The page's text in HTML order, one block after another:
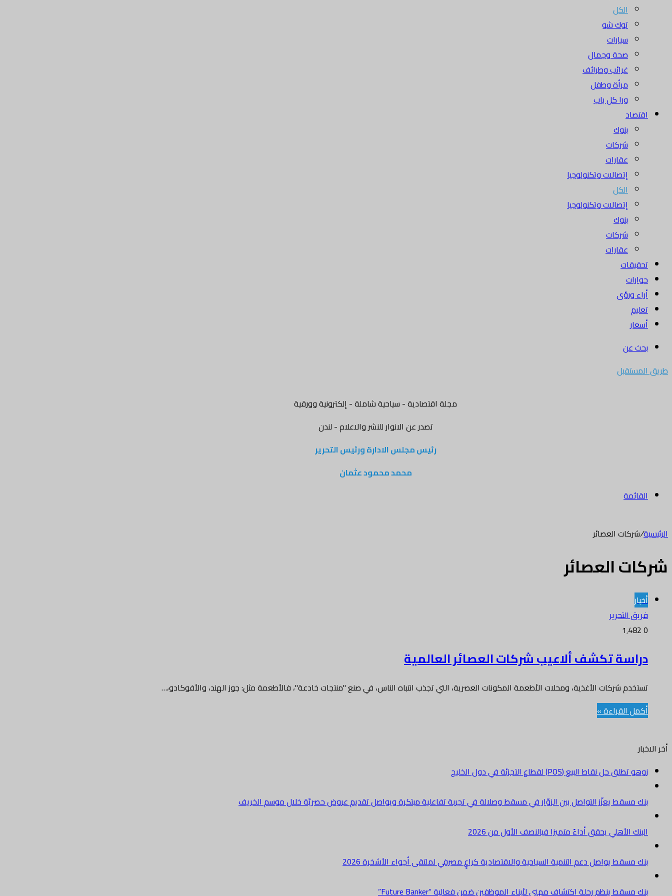
الكل
توك شو
سيارات
صحة وجمال
غرائب وطرائف
مرأة وطفل
ورا كل باب
اقتصاد
بنوك
شركات
عقارات
إتصالات وتكنولوجيا
الكل
إتصالات وتكنولوجيا
بنوك
شركات
عقارات
تحقيقات
حوارات
أراء ورؤى
تعليم
أسعار
بحث عن
طريق المستقبل
مجلة اقتصادية - سياحية شاملة - إلكترونية وورقية
تصدر عن الانوار للنشر والاعلام - لندن
رئيس مجلس الادارة ورئيس التحرير
محمد محمود عثمان
القائمة
الرئيسية/شركات العصائر
شركات العصائر
أخبار
فريق التحرير
0
دراسة تكشف ألاعيب شركات العصائر العالمية
تستخدم شركات الأغذية، ومحلات الأطعمة المكونات العصرية، التي تجذب انتباه الناس، في صنع "منتجات خادعة"، فالأطعمة مثل: جوز الهند، والأفوكادو،…
أكمل القراءة »
أخر الاخبار
زوهو تطلق حل نقاط البيع (POS) لقطاع التجزئة في دول الخليج
بنك مسقط يعزّز التواصل بين الزوّار في مسقط وصلالة في تجربة تفاعلية مبتكرة ويواصل تقديم عروض حصريّة خلال موسم الخريف
البنك الأهلي يحقق أداءً متميزا فيالنصف الأول من 2026
بنك مسقط يواصل دعم التنمية السياحية والاقتصادية كراعٍ مصرفي لملتقى أجواء الأشخرة 2026
بنك مسقط ينظم رحلة اكتشاف مهني لأبناء الموظفين ضمن فعالية “Future Banker”